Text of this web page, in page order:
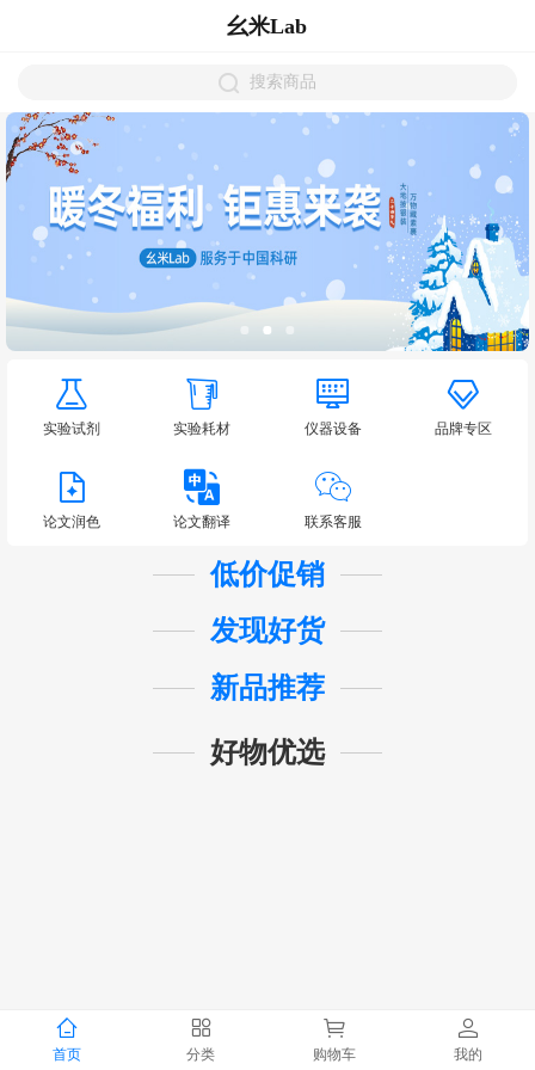
幺米Lab
搜索商品
实验试剂 实验耗材 仪器设备 品牌专区
论文润色 论文翻译 联系客服
低价促销
发现好货
新品推荐
好物优选
首页 分类 购物车 我的